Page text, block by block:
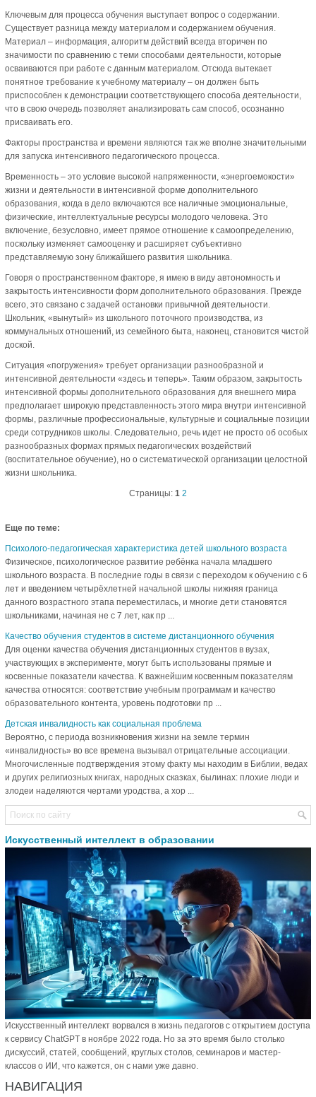
Ключевым для процесса обучения выступает вопрос о содержании.
Существует разница между материалом и содержанием обучения.
Материал – информация, алгоритм действий всегда вторичен по
значимости по сравнению с теми способами деятельности, которые
осваиваются при работе с данным материалом. Отсюда вытекает
понятное требование к учебному материалу – он должен быть
приспособлен к демонстрации соответствующего способа деятельности,
что в свою очередь позволяет анализировать сам способ, осознанно
присваивать его.
Факторы пространства и времени являются так же вполне значительными
для запуска интенсивного педагогического процесса.
Временность – это условие высокой напряженности, «энергоемокости»
жизни и деятельности в интенсивной форме дополнительного
образования, когда в дело включаются все наличные эмоциональные,
физические, интеллектуальные ресурсы молодого человека. Это
включение, безусловно, имеет прямое отношение к самоопределению,
поскольку изменяет самооценку и расширяет субъективно
представляемую зону ближайшего развития школьника.
Говоря о пространственном факторе, я имею в виду автономность и
закрытость интенсивности форм дополнительного образования. Прежде
всего, это связано с задачей остановки привычной деятельности.
Школьник, «вынутый» из школьного поточного производства, из
коммунальных отношений, из семейного быта, наконец, становится чистой
доской.
Ситуация «погружения» требует организации разнообразной и
интенсивной деятельности «здесь и теперь». Таким образом, закрытость
интенсивной формы дополнительного образования для внешнего мира
предполагает широкую представленность этого мира внутри интенсивной
формы, различные профессиональные, культурные и социальные позиции
среди сотрудников школы. Следовательно, речь идет не просто об особых
разнообразных формах прямых педагогических воздействий
(воспитательное обучение), но о систематической организации целостной
жизни школьника.
Страницы: 1 2
Еще по теме:
Психолого-педагогическая характеристика детей школьного возраста
Физическое, психологическое развитие ребёнка начала младшего
школьного возраста. В последние годы в связи с переходом к обучению с 6
лет и введением четырёхлетней начальной школы нижняя граница
данного возрастного этапа переместилась, и многие дети становятся
школьниками, начиная не с 7 лет, как пр ...
Качество обучения студентов в системе дистанционного обучения
Для оценки качества обучения дистанционных студентов в вузах,
участвующих в эксперименте, могут быть использованы прямые и
косвенные показатели качества. К важнейшим косвенным показателям
качества относятся: соответствие учебным программам и качество
образовательного контента, уровень подготовки пр ...
Детская инвалидность как социальная проблема
Вероятно, с периода возникновения жизни на земле термин
«инвалидность» во все времена вызывал отрицательные ассоциации.
Многочисленные подтверждения этому факту мы находим в Библии, ведах
и других религиозных книгах, народных сказках, былинах: плохие люди и
злодеи наделяются чертами уродства, а хор ...
Искусственный интеллект в образовании
Искусственный интеллект ворвался в жизнь педагогов с открытием доступа
к сервису ChatGPT в ноябре 2022 года. Но за это время было столько
дискуссий, статей, сообщений, круглых столов, семинаров и мастер-
классов о ИИ, что кажется, он с нами уже давно.
НАВИГАЦИЯ